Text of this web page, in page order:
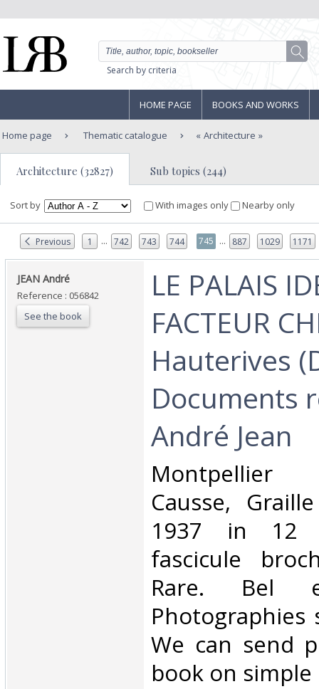
Search by criteria
HOME PAGE BOOKS AND WORKS
Home page Thematic catalogue Architecture
Architecture (32827) Sub topics (244)
Sort by With images only Nearby only
Previous 1 ... 742 743 744 745 ... 887 1029 1171
‎JEAN André ‎
Reference : 056842
See the book
‎LE PALAIS
FACTEUR
Hauterives
Documents
André Jean ‎
Causse,
1937 in 12
fascicule
Rare. Bel
Photographies
We can send
book on simple